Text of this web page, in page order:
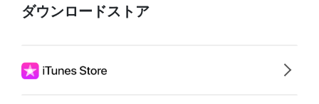
ダウンロードストア